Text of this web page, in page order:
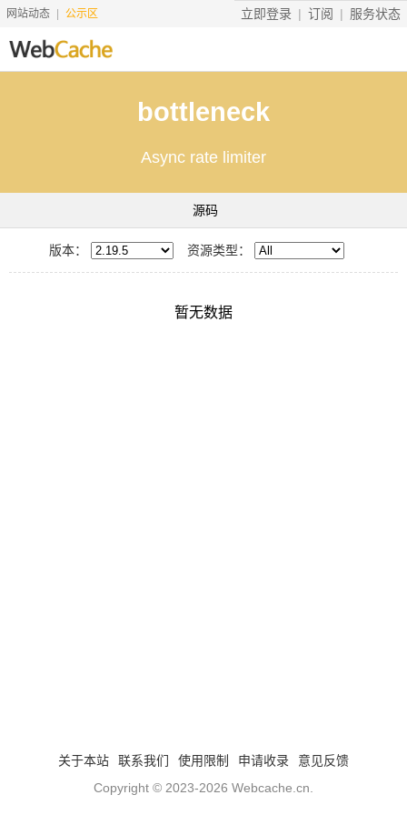
网站动态 公示区 立即登录 订阅 服务状态
友情服务
服务价格
bottleneck
Async rate limiter
源码
版本： 资源类型：
暂无数据
关于本站 联系我们 使用限制 申请收录
意见反馈
Copyright © 2023-2026 Webcache.cn